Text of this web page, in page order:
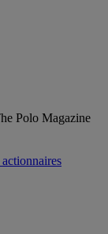
Polo Magazine